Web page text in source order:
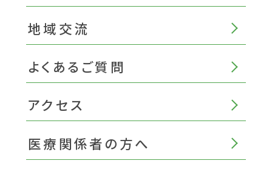
地域交流
よくあるご質問
アクセス
医療関係者の方へ